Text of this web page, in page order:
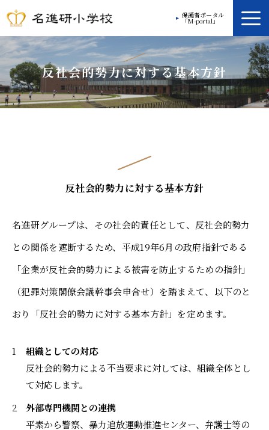
保護者ポータル
「M-portal」
学校案内
教育方針
学校生活
よくあるご質問
アクセス
採用情報
寄付金について
同窓会サイト
保護者ポータル「M-portal」
反社会的勢力に対する基本方針
反社会的勢力に対する基本方針
名進研グループは、その社会的責任として、反社会的勢力
との関係を遮断するため、平成19年6月の政府指針である
「企業が反社会的勢力による被害を防止するための指針」
（犯罪対策閣僚会議幹事会申合せ）を踏まえて、以下のと
おり「反社会的勢力に対する基本方針」を定めます。
組織としての対応
反社会的勢力による不当要求に対しては、組織全体とし
て対応します。
外部専門機関との連携
平素から警察、暴力追放運動推進センター、弁護士等の